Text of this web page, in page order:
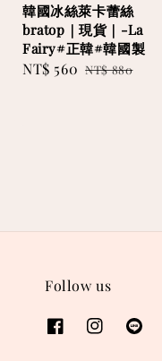
韓國冰絲萊卡蕾絲
bratop｜現貨｜-La
Fairy#正韓#韓國製
Sale
NT$ 560 Regular
NT$ 880
Follow us